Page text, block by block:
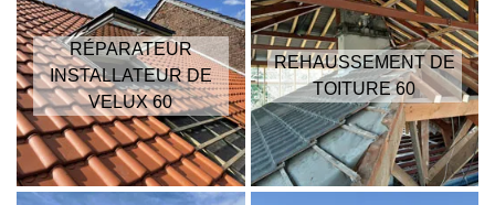
RÉPARATEUR
INSTALLATEUR DE
VELUX 60
REHAUSSEMENT DE
TOITURE 60